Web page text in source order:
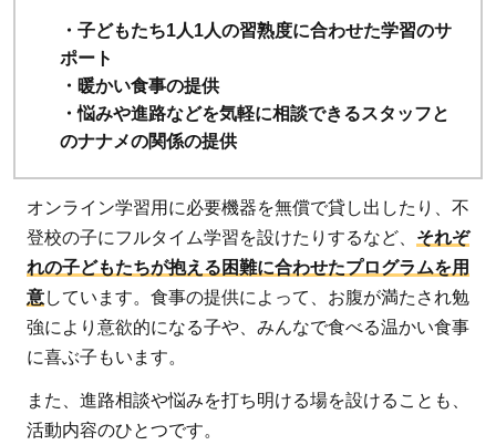
・子どもたち1人1人の習熟度に合わせた学習のサ
ポート
・暖かい食事の提供
・悩みや進路などを気軽に相談できるスタッフと
のナナメの関係の提供
オンライン学習用に必要機器を無償で貸し出したり、不
登校の子にフルタイム学習を設けたりするなど、 それぞ
れの子どもたちが抱える困難に合わせたプログラムを用
意しています。食事の提供によって、お腹が満たされ勉
強により意欲的になる子や、みんなで食べる温かい食事
に喜ぶ子もいます。
また、進路相談や悩みを打ち明ける場を設けることも、
活動内容のひとつです。